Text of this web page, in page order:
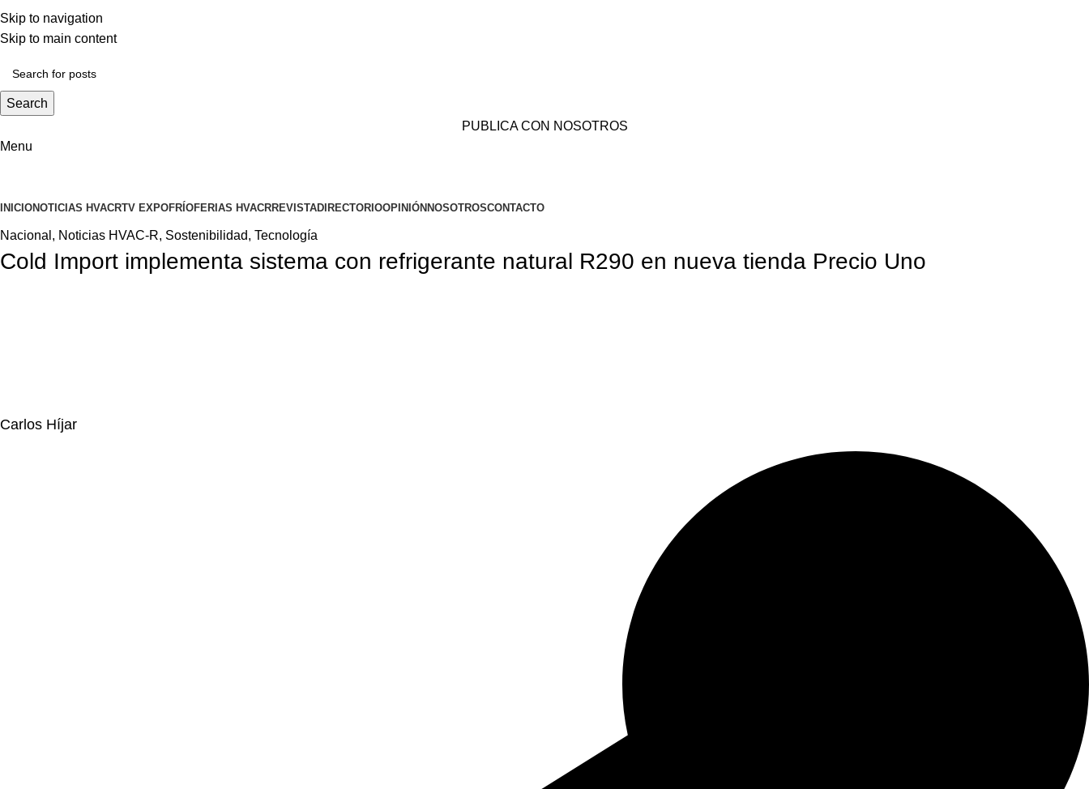
Skip to navigation
Skip to main content
ADD ANYTHING HERE OR JUST REMOVE IT…
Search
PUBLICA CON NOSOTROS
Menu
INICIONOTICIAS HVACRTV EXPOFRÍOFERIAS HVACRREVISTADIRECTORIOOPINIÓN NOSOTROSCONTACTO
Nacional , Noticias HVAC-R, Sostenibilidad, Tecnología
Cold Import implementa sistema con refrigerante natural R290 en nueva tienda Precio Uno
Carlos Híjar